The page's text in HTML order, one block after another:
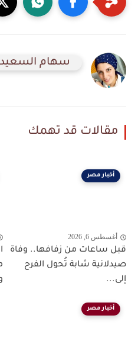
سهام
مقالات قد تهمك
أخبار مصر
أغسطس 6, 2026
قبل ساعات من زفافها.. وفاة
صيدلانية شابة تُحول الفرح
إلى...
أخبار مصر